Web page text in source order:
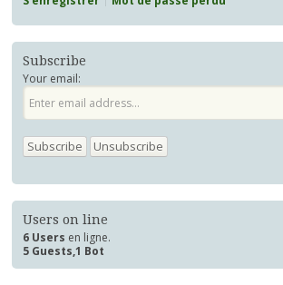
Subscribe
Your email:
Users on line
6 Users en ligne.
5 Guests,1 Bot